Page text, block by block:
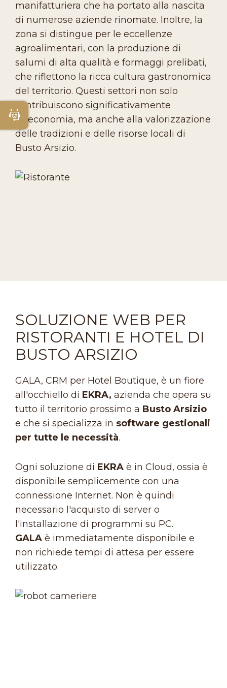
manifatturiera che ha portato alla nascita
di numerose aziende rinomate. Inoltre, la
zona si distingue per le eccellenze
agroalimentari, con la produzione di
salumi di alta qualità e formaggi prelibati,
che riflettono la ricca cultura gastronomica
del territorio. Questi settori non solo
contribuiscono significativamente
all'economia, ma anche alla valorizzazione
delle tradizioni e delle risorse locali di
Busto Arsizio.
SOLUZIONE WEB PER
RISTORANTI E HOTEL DI
BUSTO ARSIZIO
GALA, CRM per Hotel Boutique, è un fiore
all'occhiello di EKRA, azienda che opera su
tutto il territorio prossimo a Busto Arsizio
e che si specializza in software gestionali
per tutte le necessità.
Ogni soluzione di EKRA è in Cloud, ossia è
disponibile semplicemente con una
connessione Internet. Non è quindi
necessario l'acquisto di server o
l'installazione di programmi su PC.
GALA è immediatamente disponibile e
non richiede tempi di attesa per essere
utilizzato.
Apri Chatbot